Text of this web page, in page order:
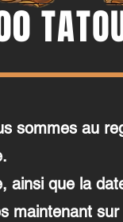
sommes au
ainsi que la
maintenant